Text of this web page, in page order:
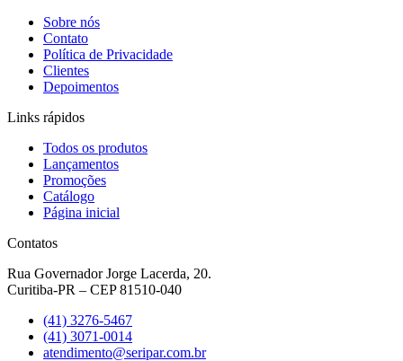
Sobre nós
Contato
Política de Privacidade
Clientes
Depoimentos
Links rápidos
Todos os produtos
Lançamentos
Promoções
Catálogo
Página inicial
Contatos
Rua Governador Jorge Lacerda, 20.
Curitiba-PR – CEP 81510-040
(41) 3276-5467
(41) 3071-0014
atendimento@seripar.com.br